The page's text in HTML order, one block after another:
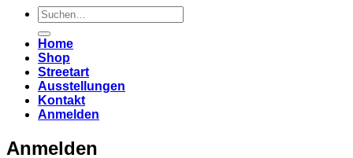
Suchen
nach:
Home
Shop
Streetart
Ausstellungen
Kontakt
Anmelden
Anmelden